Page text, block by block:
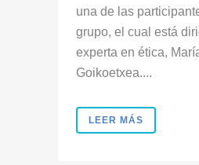
una de las
grupo, el cual está
experta en ética,
Goikoetxea....
LEER MÁS